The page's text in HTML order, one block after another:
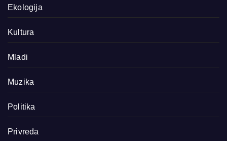
Ekologija
Kultura
Mladi
Muzika
Politika
Privreda